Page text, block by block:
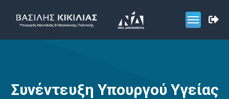
Συνέντευξη Υπουργού Υγείας